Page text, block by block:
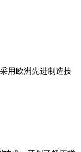
用欧洲先进制造技